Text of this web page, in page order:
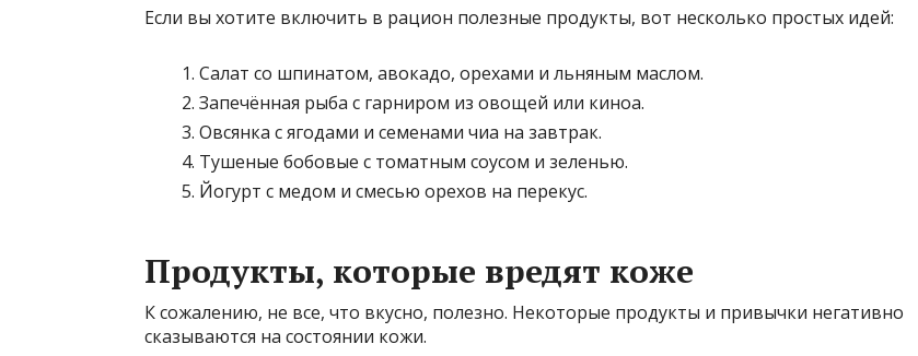
Если вы хотите включить в рацион полезные продукты, вот несколько простых идей:
Салат со шпинатом, авокадо, орехами и льняным маслом.
Запечённая рыба с гарниром из овощей или киноа.
Овсянка с ягодами и семенами чиа на завтрак.
Тушеные бобовые с томатным соусом и зеленью.
Йогурт с медом и смесью орехов на перекус.
Продукты, которые вредят коже
К сожалению, не все, что вкусно, полезно. Некоторые продукты и привычки негативно
сказываются на состоянии кожи.